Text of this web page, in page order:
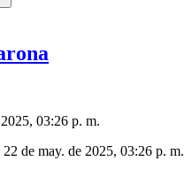
03:26 p. m.
22 de may. de 2025, 03:26 p. m.